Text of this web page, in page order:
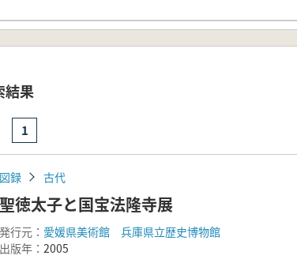
果
1
図録 古代
聖徳太子と国宝法隆寺展
発行元： 愛媛県美術館 兵庫県立歴史博物館
出版年： 2005